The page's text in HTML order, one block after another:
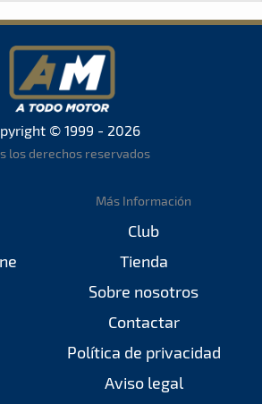
© 1999 - 2026
los derechos reservados
Más Información
Club
Tienda
Sobre nosotros
Contactar
Política de privacidad
Aviso legal